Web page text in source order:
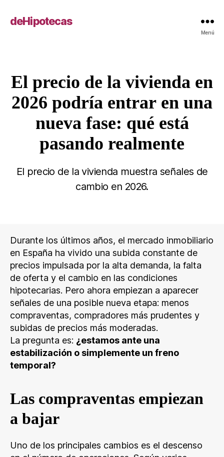
deHipotecas
Menú
Categorías
El precio de la vivienda en
2026 podría entrar en una
nueva fase: qué está
pasando realmente
El precio de la vivienda muestra señales de
cambio en 2026.
Durante los últimos años, el mercado inmobiliario
en España ha vivido una subida constante de
precios impulsada por la alta demanda, la falta
de oferta y el cambio en las condiciones
hipotecarias. Pero ahora empiezan a aparecer
señales de una posible nueva etapa: menos
compraventas, compradores más prudentes y
subidas de precios más moderadas.
La pregunta es: ¿estamos ante una
estabilización o simplemente un freno
temporal?
Las compraventas empiezan
a bajar
Uno de los principales cambios es el descenso